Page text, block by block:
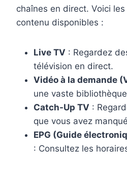
chaînes en direct. Voici
contenu disponibles :
Live TV : Regardez
télévision en direct.
Vidéo à la demande
une vaste
Catch-Up TV :
que vous avez
EPG (Guide
: Consultez les